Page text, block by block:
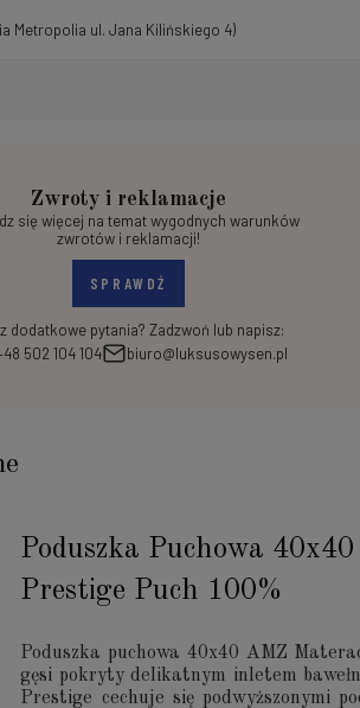
Metropolia ul. Jana Kilińskiego 4)
Zwroty i reklamacje
się więcej na temat wygodnych warunków
zwrotów i reklamacji!
SPRAWDŹ
dodatkowe pytania? Zadzwoń lub napisz:
502 104 104
biuro@luksusowysen.pl
Poduszka Puchowa
Prestige Puch 100%
Poduszka puchowa 40x40 AMZ
gęsi pokryty delikatnym inletem
Prestige cechuje się podwyższonymi